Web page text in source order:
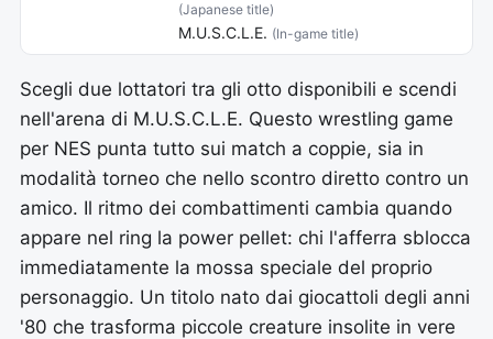
(Japanese title)
M.U.S.C.L.E. (In-game title)
Scegli due lottatori tra gli otto disponibili e scendi
nell'arena di M.U.S.C.L.E. Questo wrestling game
per NES punta tutto sui match a coppie, sia in
modalità torneo che nello scontro diretto contro un
amico. Il ritmo dei combattimenti cambia quando
appare nel ring la power pellet: chi l'afferra sblocca
immediatamente la mossa speciale del proprio
personaggio. Un titolo nato dai giocattoli degli anni
'80 che trasforma piccole creature insolite in vere